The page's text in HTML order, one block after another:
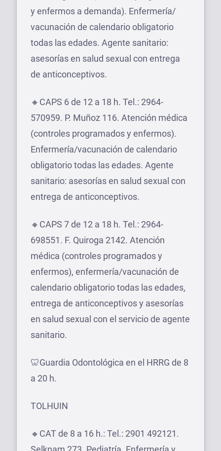
y enfermos a demanda). Enfermería/
vacunación de calendario obligatorio
todas las edades. Agente sanitario:
asesorías en salud sexual con entrega
de anticonceptivos.
🔸CAPS 6 de 12 a 18 h. Tel.: 2964-
570959. P. Muñoz 116. Atención médica
(controles programados y enfermos).
Enfermería/vacunación de calendario
obligatorio todas las edades. Agente
sanitario: asesorías en salud sexual con
entrega de anticonceptivos.
🔸CAPS 7 de 12 a 18 h. Tel.: 2964-
698551. F. Quiroga 2142. Atención
médica (controles programados y
enfermos), enfermería/vacunación de
calendario obligatorio todas las edades,
entrega de anticonceptivos y asesorías
en salud sexual con el servicio de agente
sanitario.
🦷Guardia Odontológica en el HRRG de 8
a 20 h.
TOLHUIN
🔸CAT de 8 a 16 h.: Tel.: 2901 492121.